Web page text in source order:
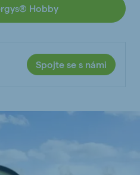
Hobby
Spojte se s námi